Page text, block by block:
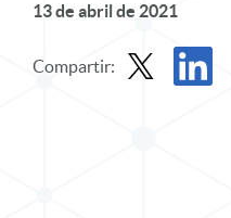
13 de abril de 2021
Compartir: